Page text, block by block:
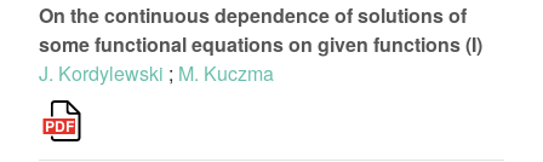
On the continuous dependence of solutions of
some functional equations on given functions (I)
J. Kordylewski ; M. Kuczma